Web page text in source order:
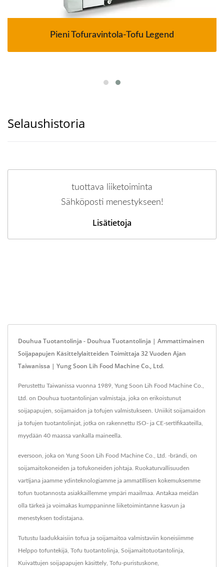
Pieni Tofuravintola-Tofu Legend
Selaushistoria
tuottava liiketoiminta
Sähköposti menestykseen!
Lisätietoja
Douhua Tuotantolinja - Douhua Tuotantolinja | Ammattimainen
Soijapapujen Käsittelylaitteiden Toimittaja 32 Vuoden Ajan
Taiwanissa | Yung Soon Lih Food Machine Co., Ltd.
Perustettu Taiwanissa vuonna 1989, Yung Soon Lih Food Machine Co.,
Ltd. on Douhua tuotantolinjan valmistaja, joka on erikoistunut
soijapapujen, soijamaidon ja tofujen valmistukseen. Uniikit soijamaidon
ja tofujen tuotantolinjat, jotka on rakennettu ISO- ja CE-sertifikaateilla,
myydään 40 maassa vankalla maineella.
eversoon, joka on Yung Soon Lih Food Machine Co., Ltd. -brändi, on
soijamaitokoneiden ja tofukoneiden johtaja. Ruokaturvallisuuden
vartijana jaamme ydinteknologiamme ja ammatillisen kokemuksemme
tofun tuotannosta asiakkaillemme ympäri maailmaa. Antakaa meidän
olla tärkeä ja voimakas kumppaninne liiketoimintanne kasvun ja
menestyksen todistajana.
Tutustu laadukkaisiin tofua ja soijamaitoa valmistaviin koneisiimme
Helppo tofuntekijä Tofu tuotantolinja Soijamaitotuotantolinja
Kuivattujen soijapapujen käsittely Tofu-puristuskone